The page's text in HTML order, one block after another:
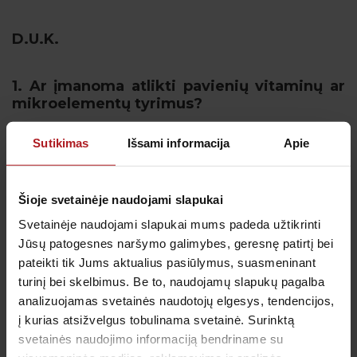
Sutikimas Išsami informacija Apie
Šioje svetainėje naudojami slapukai
Svetainėje naudojami slapukai mums padeda užtikrinti
Jūsų patogesnes naršymo galimybes, geresnę patirtį bei
pateikti tik Jums aktualius pasiūlymus, suasmeninant
turinį bei skelbimus. Be to, naudojamų slapukų pagalba
analizuojamas svetainės naudotojų elgesys, tendencijos,
į kurias atsižvelgus tobulinama svetainė. Surinktą
svetainės naudojimo informaciją bendriname su
D.U.K.
1. Ar įmanoma atlikti pavienių vitaminų ar
mikroelementų tyrimus?
Kiekvieną tyrimą, kuris yra įtrauktas į programą,
2. Kokio vitamino trūkumas nustatomas
dažniausiai?
Neretai nustatomas vitaminų B12, B6 geležies bei
folinės rūgšties trūkumas.
3. Kodėl rekomenduojama atlikti visų
grupių mikroelementų ir vitaminų